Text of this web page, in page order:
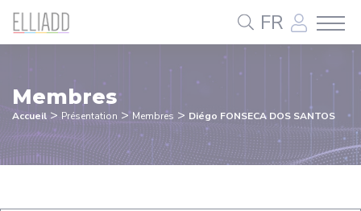
FR
Membres
Accueil > Présentation >Membres > Diégo FONSECA DOS SANTOS
Panneau de gestion des cookies